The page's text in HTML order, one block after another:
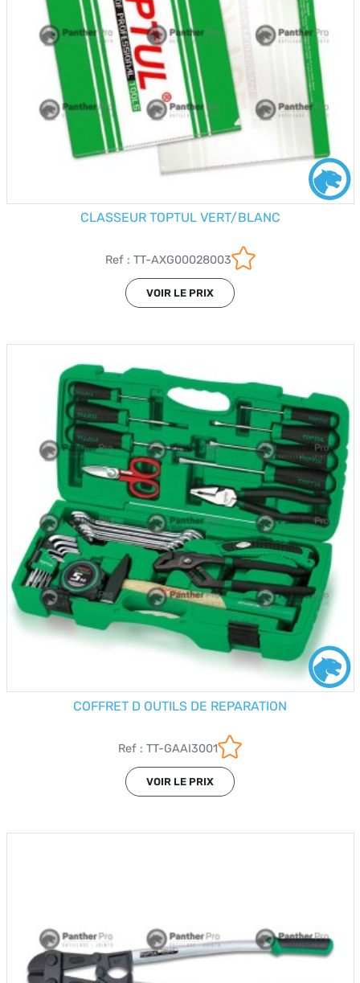
CLASSEUR TOPTUL VERT/BLANC
Ref : TT-AXG00028003
VOIR LE PRIX
COFFRET D OUTILS DE REPARATION
Ref : TT-GAAI3001
VOIR LE PRIX